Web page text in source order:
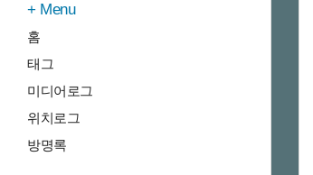
Menu
홈
태그
미디어로그
위치로그
방명록